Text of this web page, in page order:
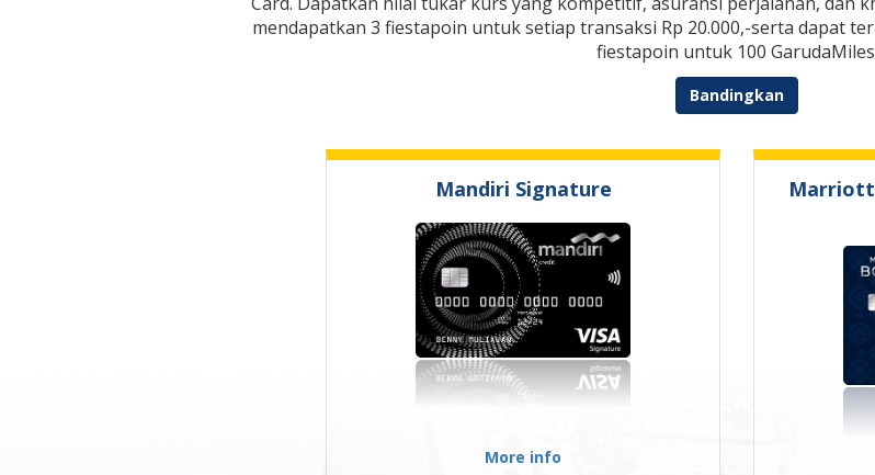
mendapatkan 3 fiestapoin untuk setiap transaksi Rp 20.000,-serta dapat
fiestapoin untuk 100
Bandingkan
Mandiri Signature
More info